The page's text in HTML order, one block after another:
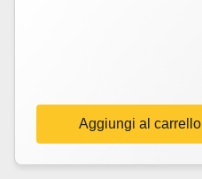
Aggiungi al carrello